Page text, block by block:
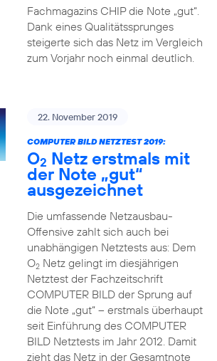
Fachmagazins CHIP die Note „gut“.
Dank eines Qualitätssprunges
steigerte sich das Netz im Vergleich
zum Vorjahr noch einmal deutlich.
22. November 2019
COMPUTER BILD NETZTEST 2019:
O2 Netz erstmals mit
der Note „gut“
ausgezeichnet
Die umfassende Netzausbau-
Offensive zahlt sich auch bei
unabhängigen Netztests aus: Dem
O2Netz gelingt im diesjährigen
Netztest der Fachzeitschrift
COMPUTER BILD der Sprung auf
die Note „gut“ – erstmals überhaupt
seit Einführung des COMPUTER
BILD Netztests im Jahr 2012. Damit
zieht das Netz in der Gesamtnote